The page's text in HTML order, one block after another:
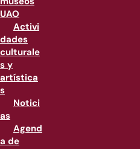
UAO
Activi
dades
culturale
s y
artística
s
Notici
as
Agend
a de